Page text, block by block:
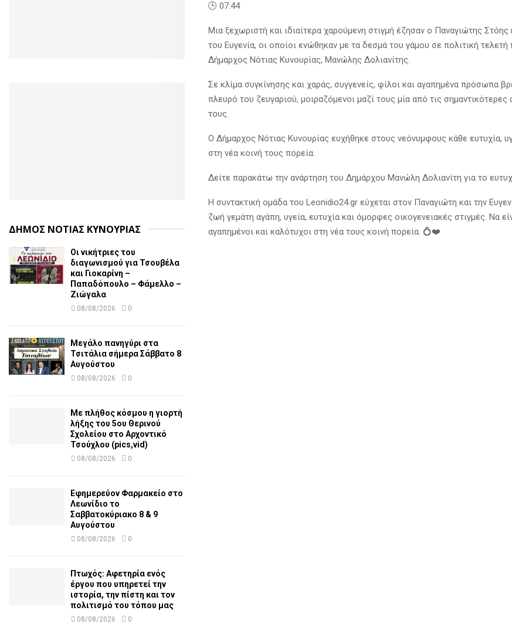
🕒 07:44
Μια ξεχωριστή και ιδιαίτερα χαρούμενη στιγμή έζησαν ο Παναγιώτης Στόης
του Ευγενία, οι οποίοι ενώθηκαν με τα δεσμά του γάμου σε πολιτική
Δήμαρχος Νότιας Κυνουρίας, Μανώλης Δολιανίτης.
Σε κλίμα συγκίνησης και χαράς, συγγενείς, φίλοι και αγαπημένα πρόσωπα
πλευρό του ζευγαριού, μοιραζόμενοι μαζί τους μία από τις σημαντικότερες
τους.
Ο Δήμαρχος Νότιας Κυνουρίας ευχήθηκε στους νεόνυμφους κάθε ευτυχία,
στη νέα κοινή τους πορεία.
Δείτε παρακάτω την ανάρτηση του Δημάρχου Μανώλη Δολιανίτη για το
Η συντακτική ομάδα του Leonidio24.gr εύχεται στον Παναγιώτη και την
ζωή γεμάτη αγάπη, υγεία, ευτυχία και όμορφες οικογενειακές στιγμές. Να
αγαπημένοι και καλότυχοι στη νέα τους κοινή πορεία. 💍❤️
ΔΗΜΟΣ ΝΟΤΙΑΣ ΚΥΝΟΥΡΙΑΣ
Οι νικήτριες του
διαγωνισμού για Τσουβέλα
και Γιοκαρίνη –
Παπαδόπουλο – Φάμελλο –
Ζιώγαλα
08/08/2026 0
Μεγάλο πανηγύρι στα
Τσιτάλια σήμερα Σάββατο 8
Αυγούστου
08/08/2026 0
Με πλήθος κόσμου η γιορτή
λήξης του 5ου Θερινού
Σχολείου στο Αρχοντικό
Τσούχλου (pics,vid)
08/08/2026 0
Εφημερεύον Φαρμακείο στο
Λεωνίδιο το
Σαββατοκύριακο 8 & 9
Αυγούστου
08/08/2026 0
Πτωχός: Αφετηρία ενός
έργου που υπηρετεί την
ιστορία, την πίστη και τον
πολιτισμό του τόπου μας
08/08/2026 0